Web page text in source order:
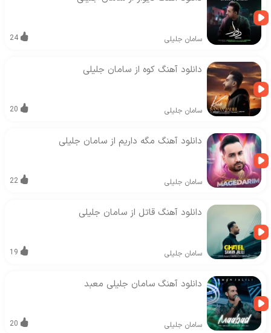
سامان جلیلی 24
دانلود آهنگ کوه از سامان جلیلی
سامان جلیلی 20
دانلود آهنگ مگه داریم از سامان جلیلی
سامان جلیلی 22
دانلود آهنگ قاتل از سامان جلیلی
سامان جلیلی 19
دانلود آهنگ سامان جلیلی معبد
سامان جلیلی 20